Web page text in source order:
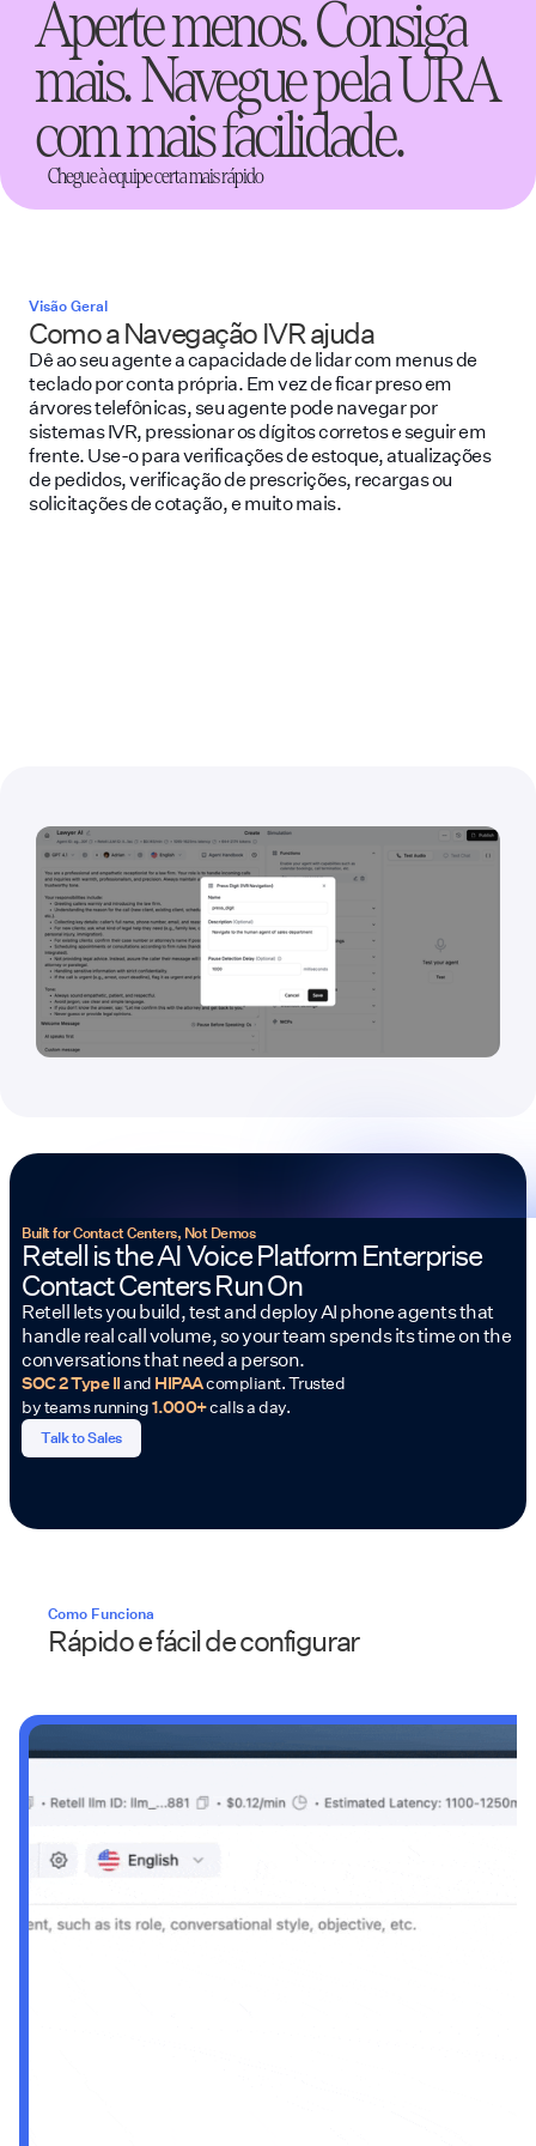
Aperte menos. Consiga
mais. Navegue pela URA
com mais facilidade.
Chegue à equipe certa mais rápido
Visão Geral
Como a Navegação IVR ajuda
Dê ao seu agente a capacidade de lidar com menus de
teclado por conta própria. Em vez de ficar preso em
árvores telefônicas, seu agente pode navegar por
sistemas IVR, pressionar os dígitos corretos e seguir em
frente. Use-o para verificações de estoque, atualizações
de pedidos, verificação de prescrições, recargas ou
solicitações de cotação, e muito mais.
Built for Contact Centers, Not Demos
Retell is the AI Voice Platform Enterprise
Contact Centers Run On
Retell lets you build, test and deploy AI phone agents that
handle real call volume, so your team spends its time on the
conversations that need a person.
SOC 2 Type IIand HIPAAcompliant. Trusted
by teams running1.000+calls a day.
Talk to Sales
Como Funciona
Rápido e fácil de configurar